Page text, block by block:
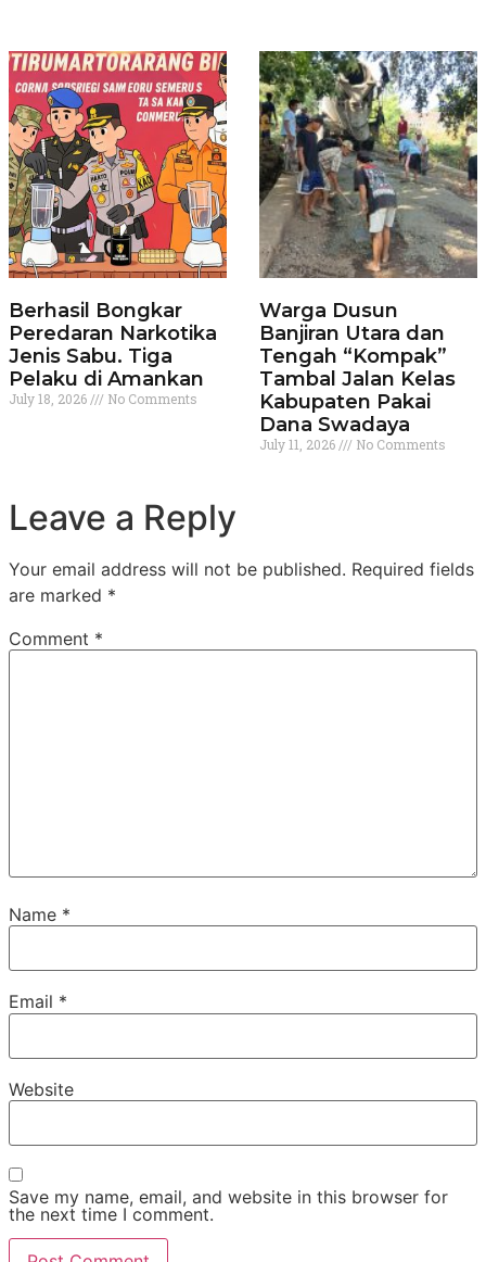
Berhasil Bongkar
Peredaran Narkotika
Jenis Sabu. Tiga
Pelaku di Amankan
July 18, 2026 No Comments
Warga Dusun
Banjiran Utara dan
Tengah “Kompak”
Tambal Jalan Kelas
Kabupaten Pakai
Dana Swadaya
July 11, 2026 No Comments
Leave a Reply
Your email address will not be published. Required fields
are marked *
Comment *
Name *
Email *
Website
Save my name, email, and website in this browser for
the next time I comment.